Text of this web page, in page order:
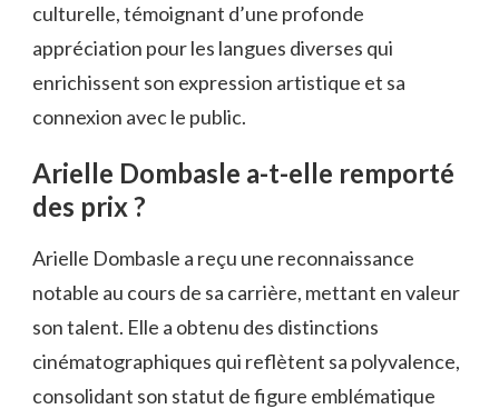
culturelle, témoignant d’une profonde
appréciation pour les langues diverses qui
enrichissent son expression artistique et sa
connexion avec le public.
Arielle Dombasle a-t-elle remporté
des prix ?
Arielle Dombasle a reçu une reconnaissance
notable au cours de sa carrière, mettant en valeur
son talent. Elle a obtenu des distinctions
cinématographiques qui reflètent sa polyvalence,
consolidant son statut de figure emblématique